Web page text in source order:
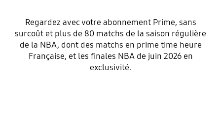
Regardez avec votre abonnement Prime, sans
surcoût et plus de 80 matchs de la saison régulière
de la NBA, dont des matchs en prime time heure
Française, et les finales NBA de juin 2026 en
exclusivité​.